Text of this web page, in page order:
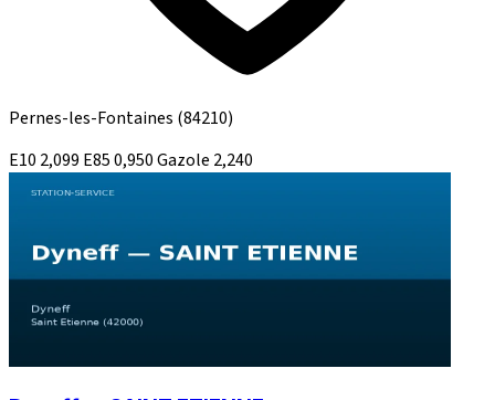
Pernes-les-Fontaines (84210)
E10 2,099 E850,950Gazole 2,240